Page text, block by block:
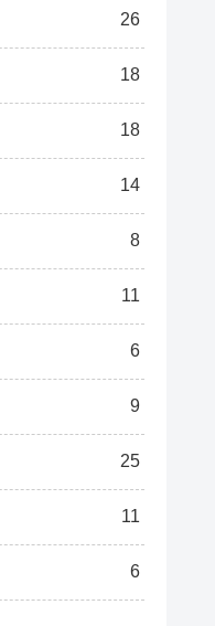
26
18
18
14
8
11
6
9
25
11
6